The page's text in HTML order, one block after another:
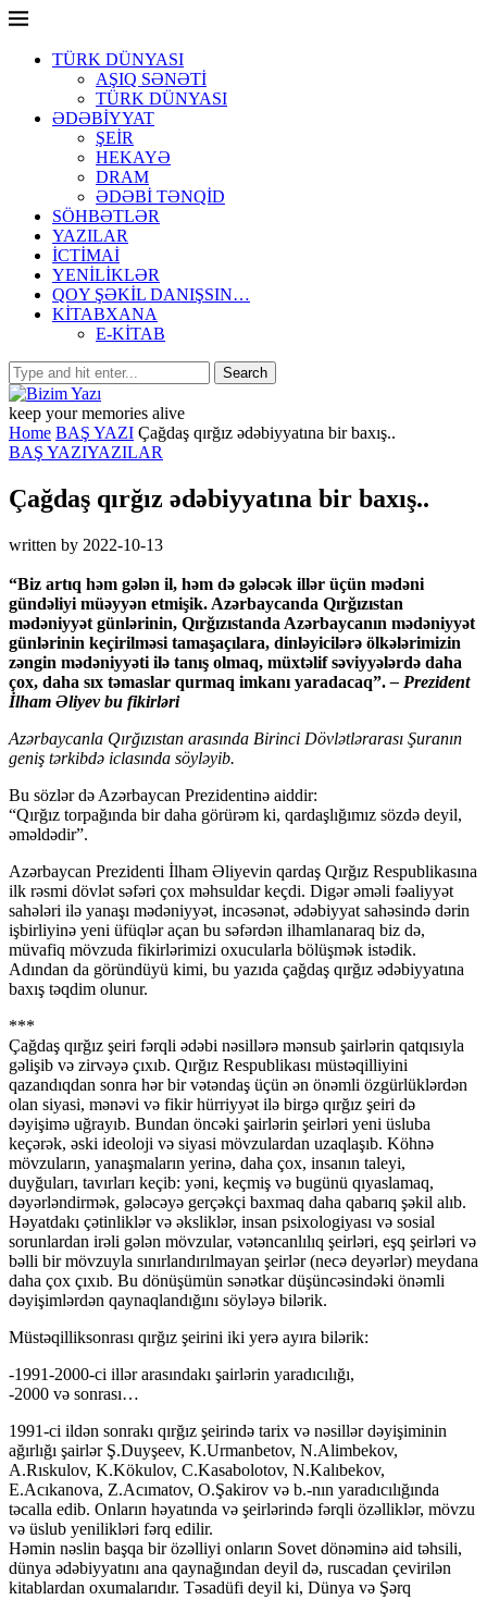
TÜRK DÜNYASI
AŞIQ SƏNƏTİ
TÜRK DÜNYASI
ƏDƏBİYYAT
ŞEİR
HEKAYƏ
DRAM
ƏDƏBİ TƏNQİD
SÖHBƏTLƏR
YAZILAR
İCTİMAİ
YENİLİKLƏR
QOY ŞƏKİL DANIŞSIN…
KİTABXANA
E-KİTAB
keep your memories alive
Home BAŞ YAZI Çağdaş qırğız ədəbiyyatına bir baxış..
BAŞ YAZIYAZILAR
Çağdaş qırğız ədəbiyyatına bir baxış..
written by 2022-10-13
“Biz artıq həm gələn il, həm də gələcək illər üçün mədəni
gündəliyi müəyyən etmişik. Azərbaycanda Qırğızıstan
mədəniyyət günlərinin, Qırğızıstanda Azərbaycanın mədəniyyət
günlərinin keçirilməsi tamaşaçılara, dinləyicilərə ölkələrimizin
zəngin mədəniyyəti ilə tanış olmaq, müxtəlif səviyyələrdə daha
çox, daha sıx təmaslar qurmaq imkanı yaradacaq”. – Prezident
İlham Əliyev bu fikirləri
Azərbaycanla Qırğızıstan arasında Birinci Dövlətlərarası Şuranın
geniş tərkibdə iclasında söyləyib.
Bu sözlər də Azərbaycan Prezidentinə aiddir:
“Qırğız torpağında bir daha görürəm ki, qardaşlığımız sözdə deyil,
əməldədir”.
Azərbaycan Prezidenti İlham Əliyevin qardaş Qırğız Respublikasına
ilk rəsmi dövlət səfəri çox məhsuldar keçdi. Digər əməli fəaliyyət
sahələri ilə yanaşı mədəniyyət, incəsənət, ədəbiyyat sahəsində dərin
işbirliyinə yeni üfüqlər açan bu səfərdən ilhamlanaraq biz də,
müvafiq mövzuda fikirlərimizi oxucularla bölüşmək istədik.
Adından da göründüyü kimi, bu yazıda çağdaş qırğız ədəbiyyatına
baxış təqdim olunur.
***
Çağdaş qırğız şeiri fərqli ədəbi nəsillərə mənsub şairlərin qatqısıyla
gəlişib və zirvəyə çıxıb. Qırğız Respublikası müstəqilliyini
qazandıqdan sonra hər bir vətəndaş üçün ən önəmli özgürlüklərdən
olan siyasi, mənəvi və fikir hürriyyət ilə birgə qırğız şeiri də
dəyişimə uğrayıb. Bundan öncəki şairlərin şeirləri yeni üsluba
keçərək, əski ideoloji və siyasi mövzulardan uzaqlaşıb. Köhnə
mövzuların, yanaşmaların yerinə, daha çox, insanın taleyi,
duyğuları, tavırları keçib: yəni, keçmiş və bugünü qıyaslamaq,
dəyərləndirmək, gələcəyə gerçəkçi baxmaq daha qabarıq şəkil alıb.
Həyatdakı çətinliklər və əksliklər, insan psixologiyası və sosial
sorunlardan irəli gələn mövzular, vətəncanlılıq şeirləri, eşq şeirləri və
bəlli bir mövzuyla sınırlandırılmayan şeirlər (necə deyərlər) meydana
daha çox çıxıb. Bu dönüşümün sənətkar düşüncəsindəki önəmli
dəyişimlərdən qaynaqlandığını söyləyə bilərik.
Müstəqilliksonrası qırğız şeirini iki yerə ayıra bilərik:
-1991-2000-ci illər arasındakı şairlərin yaradıcılığı,
-2000 və sonrası…
1991-ci ildən sonrakı qırğız şeirində tarix və nəsillər dəyişiminin
ağırlığı şairlər Ş.Duyşeev, K.Urmanbetov, N.Alimbekov,
A.Rıskulov, K.Kökulov, C.Kasabolotov, N.Kalıbekov,
E.Acıkanova, Z.Acımatov, O.Şakirov və b.-nın yaradıcılığında
təcalla edib. Onların həyatında və şeirlərində fərqli özəlliklər, mövzu
və üslub yenilikləri fərq edilir.
Həmin nəslin başqa bir özəlliyi onların Sovet dönəminə aid təhsili,
dünya ədəbiyyatını ana qaynağından deyil də, ruscadan çevirilən
kitablardan oxumalarıdır. Təsadüfi deyil ki, Dünya və Şərq